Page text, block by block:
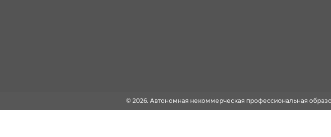
© 2026. Автономная некоммерческая профессиональная